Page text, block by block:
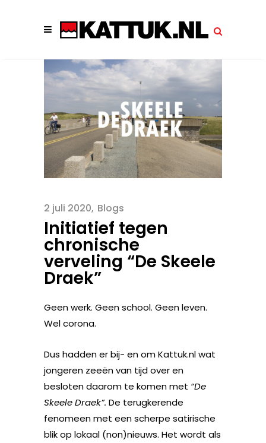
2 juli 2020 Blogs
Initiatief tegen
chronische
verveling “De Skeele
Draek”
Geen werk. Geen school. Geen leven.
Wel corona.
Dus hadden er bij- en om Kattuk.nl wat
jongeren zeeën van tijd over en
besloten daarom te komen met “De
Skeele Draek”. De terugkerende
fenomeen met een scherpe satirische
blik op lokaal (non)nieuws. Het wordt als